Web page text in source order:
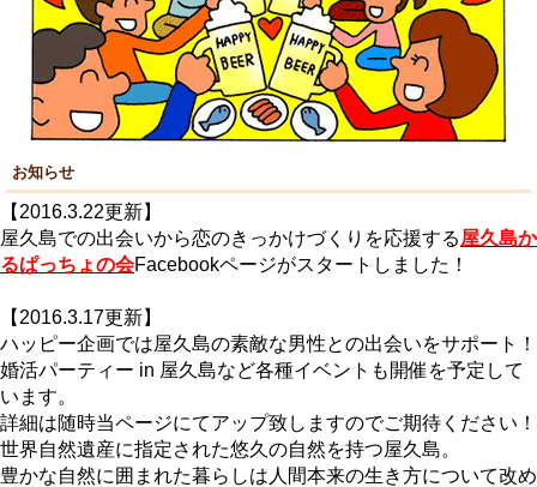
お知らせ
【2016.3.22更新】
屋久島での出会いから恋のきっかけづくりを応援する屋久島か
るぱっちょの会Facebookページがスタートしました！
【2016.3.17更新】
ハッピー企画では屋久島の素敵な男性との出会いをサポート！
婚活パーティー in 屋久島など各種イベントも開催を予定して
います。
詳細は随時当ページにてアップ致しますのでご期待ください！
世界自然遺産に指定された悠久の自然を持つ屋久島。
豊かな自然に囲まれた暮らしは人間本来の生き方について改め